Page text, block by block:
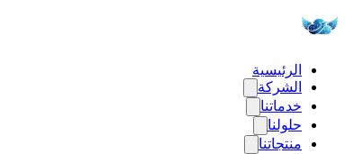
الرئيسية
الشركة
خدماتنا
حلولنا
منتجاتنا